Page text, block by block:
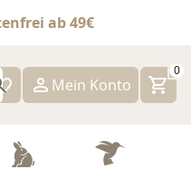
ab 49€
0
Mein Konto